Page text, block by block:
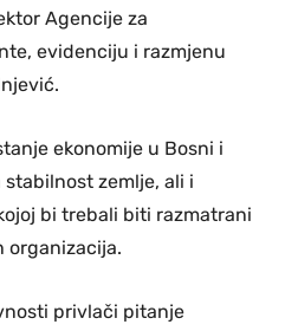
Agencije za
evidenciju i razmjenu
ekonomije u Bosni i
zemlje, ali i
bi trebali biti razmatrani
organizacija.
privlači pitanje